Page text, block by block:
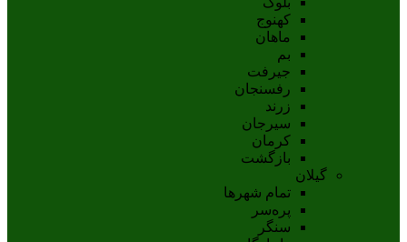
کهنوج
ماهان
بم
جيرفت
رفسنجان
زرند
سيرجان
کرمان
بازگشت
گیلان
تمام شهر‌ها
پره‌سر
سنگر